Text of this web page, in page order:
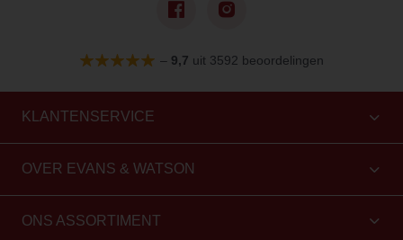
– 9,7 uit 3592 beoordelingen
KLANTENSERVICE
OVER EVANS & WATSON
ONS ASSORTIMENT